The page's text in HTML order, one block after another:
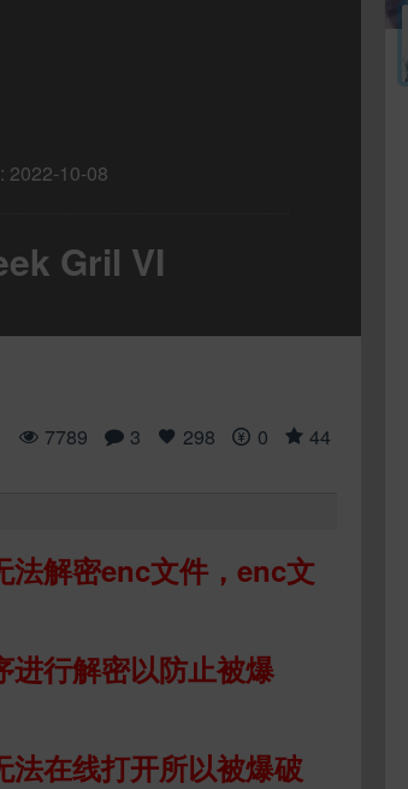
2022-10-08
Gril VI
7789 3 298 0 44
法解密enc文件，enc文
进行解密以防止被爆
法在线打开所以被爆破